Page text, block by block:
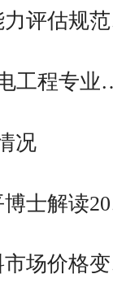
力评估规
工程专
况
博士解读
市场价格